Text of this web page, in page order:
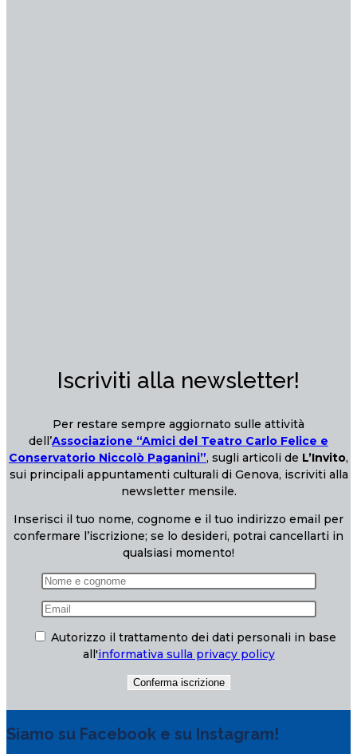
Iscriviti alla newsletter!
Per restare sempre aggiornato sulle attività
dell’Associazione “Amici del Teatro Carlo Felice e
Conservatorio Niccolò Paganini”, sugli articoli de L’Invito,
sui principali appuntamenti culturali di Genova, iscriviti alla
newsletter mensile.
Inserisci il tuo nome, cognome e il tuo indirizzo email per
confermare l’iscrizione; se lo desideri, potrai cancellarti in
qualsiasi momento!
Autorizzo il trattamento dei dati personali in base
all'informativa sulla privacy policy
Siamo su Facebook e su Instagram!